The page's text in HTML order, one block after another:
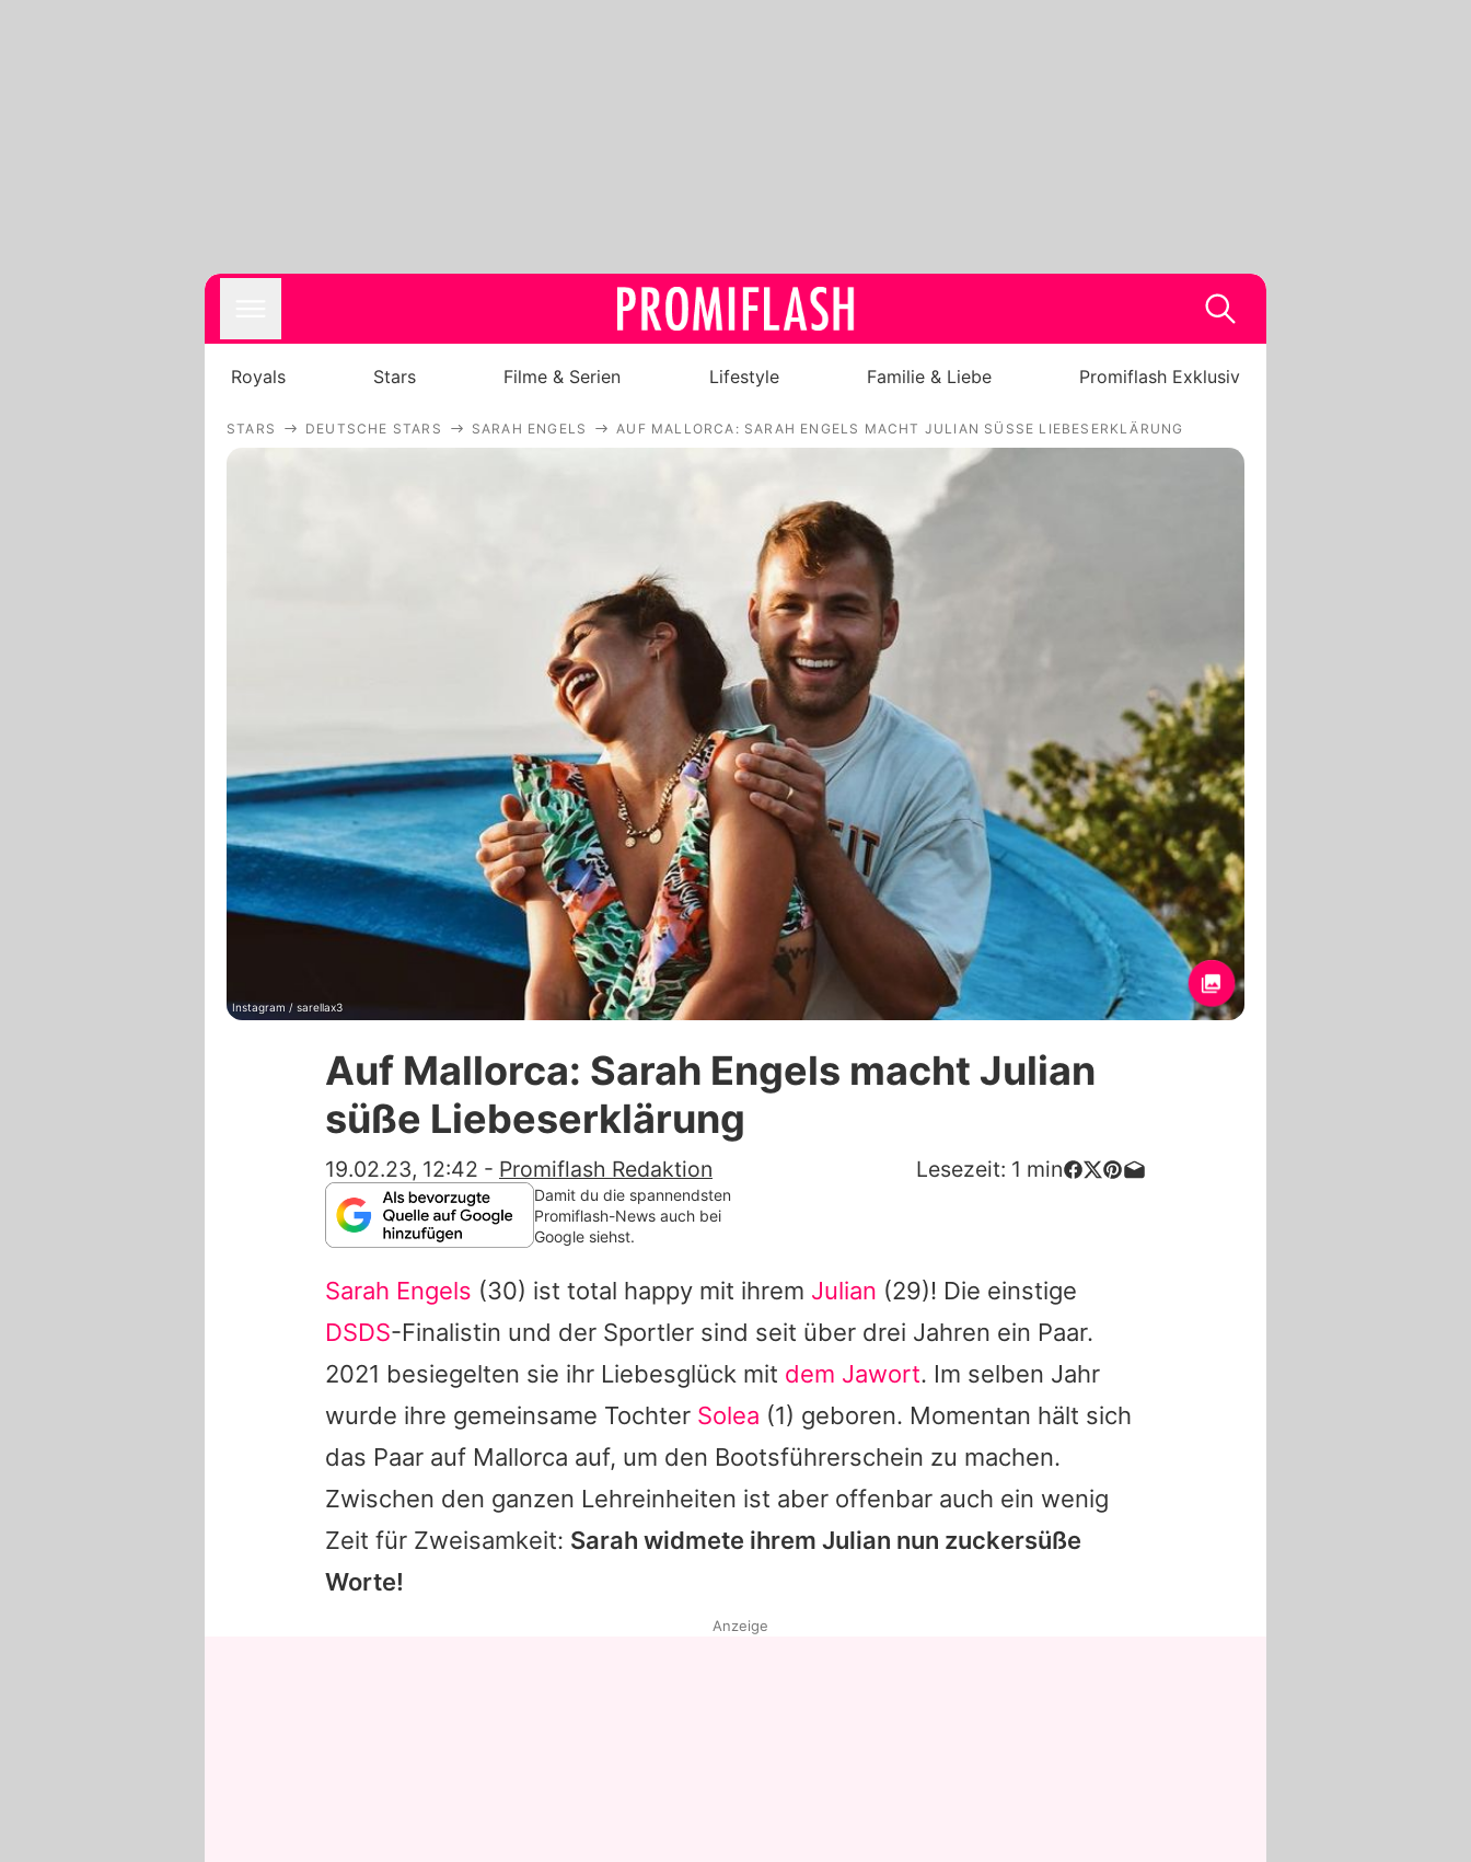
Royals
Filme & Serien
Lifestyle
Familie & Liebe
Promiflash Exklusiv
Alle Themen auf Promiflash
Jobs
App runterladen
Team
Redaktionelle Richtlinien
Impressum
Datenschutzerklärung
Nutzungsbedingungen
Utiq verwalten
Royals Stars Filme & Serien Lifestyle Familie & Liebe Promiflash Exklusiv
STARS DEUTSCHE STARS SARAH ENGELS AUF MALLORCA: SARAH ENGELS MACHT JULIAN SÜSSE LIEBESERKLÄRUNG
Instagram / sarellax3
Auf Mallorca: Sarah Engels macht Julian
süße Liebeserklärung
19.02.23, 12:42 - Promiflash Redaktion Lesezeit: 1 min
Damit du die spannendsten
Promiflash-News auch bei
Google siehst.
Sarah Engels (30) ist total happy mit ihrem Julian (29)! Die einstige
DSDS-Finalistin und der Sportler sind seit über drei Jahren ein Paar.
2021 besiegelten sie ihr Liebesglück mit dem Jawort. Im selben Jahr
wurde ihre gemeinsame Tochter Solea (1) geboren. Momentan hält sich
das Paar auf Mallorca auf, um den Bootsführerschein zu machen.
Zwischen den ganzen Lehreinheiten ist aber offenbar auch ein wenig
Zeit für Zweisamkeit: Sarah widmete ihrem Julian nun zuckersüße
Worte!
Anzeige